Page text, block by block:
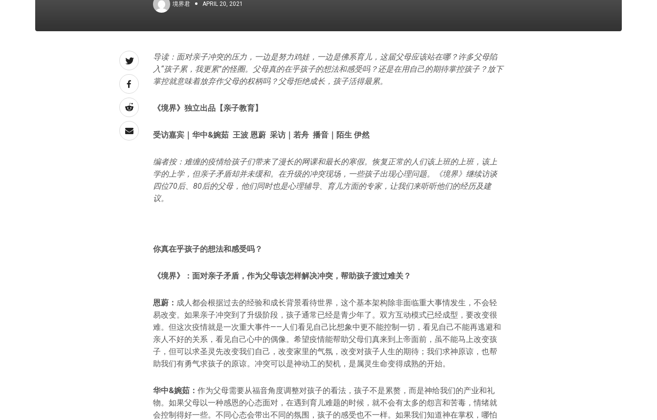
境界君 APRIL 20, 2021
导读：面对亲子冲突的压力，一边是努力鸡娃，一边是佛系育儿，这届父母应该站在哪？许多父母陷
入“孩子累，我更累”的怪圈。父母真的在乎孩子的想法和感受吗？还是在用自己的期待掌控孩子？放下
掌控就意味着放弃作父母的权柄吗？父母拒绝成长，孩子活得最累。
《境界》独立出品【亲子教育】
受访嘉宾｜华中&婉茹 王波 恩蔚 采访｜若舟 播音｜陌生 伊然
编者按：难缠的疫情给孩子们带来了漫长的网课和最长的寒假。恢复正常的人们该上班的上班，该上
学的上学，但亲子矛盾却并未缓和。在升级的冲突现场，一些孩子出现心理问题。《境界》继续访谈
四位70后、80后的父母，他们同时也是心理辅导、育儿方面的专家，让我们来听听他们的经历及建
议。
你真在乎孩子的想法和感受吗？
《境界》：面对亲子矛盾，作为父母该怎样解决冲突，帮助孩子渡过难关？
恩蔚： 成人都会根据过去的经验和成长背景看待世界，这个基本架构除非面临重大事情发生，不会轻
易改变。如果亲子冲突到了升级阶段，孩子通常已经是青少年了。双方互动模式已经成型，要改变很
难。但这次疫情就是一次重大事件——人们看见自己比想象中更不能控制一切，看见自己不能再逃避和
亲人不好的关系，看见自己心中的偶像。希望疫情能帮助父母们真来到上帝面前，虽不能马上改变孩
子，但可以求圣灵先改变我们自己，改变家里的气氛，改变对孩子人生的期待；我们求神原谅，也帮
助我们有勇气求孩子的原谅。冲突可以是神动工的契机，是属灵生命变得成熟的开始。
华中&婉茹： 作为父母需要从福音角度调整对孩子的看法，孩子不是累赘，而是神给我们的产业和礼
物。如果父母以一种感恩的心态面对，在遇到育儿难题的时候，就不会有太多的怨言和苦毒，情绪就
会控制得好一些。不同心态会带出不同的氛围，孩子的感受也不一样。如果我们知道神在掌权，哪怕